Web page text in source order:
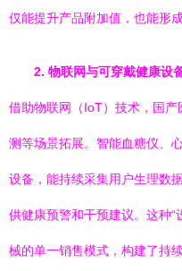
仅能提升产品附加值，也能形
2. 物联网与可穿戴健康设
借助物联网（IoT）技术，国
测等场景拓展。智能血糖仪、
设备，能持续采集用户生理数
供健康预警和干预建议。这种“
械的单一销售模式，构建了持